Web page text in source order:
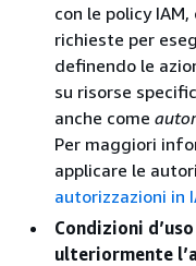
con le policy
richieste per
definendo le
su risorse
anche come
Per maggiori
applicare le
autorizzazioni in
Condizioni
ulteriormente